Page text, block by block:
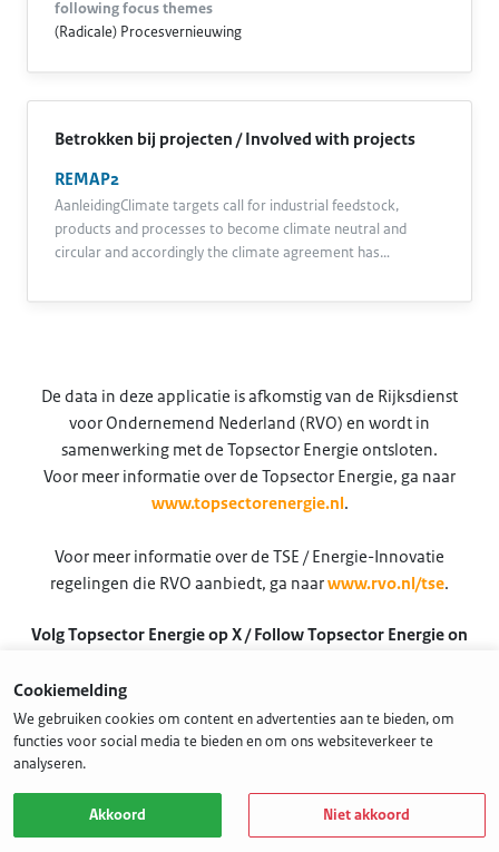
following focus themes
(Radicale) Procesvernieuwing
Betrokken bij projecten / Involved with projects
REMAP2
AanleidingClimate targets call for industrial feedstock,
products and processes to become climate neutral and
circular and accordingly the climate agreement has…
De data in deze applicatie is afkomstig van de Rijksdienst
voor Ondernemend Nederland (RVO) en wordt in
samenwerking met de Topsector Energie ontsloten.
Voor meer informatie over de Topsector Energie, ga naar
www.topsectorenergie.nl .
Voor meer informatie over de TSE / Energie-Innovatie
regelingen die RVO aanbiedt, ga naarwww.rvo.nl/tse.
Volg Topsector Energie op X / Follow Topsector Energie on
Cookiemelding
We gebruiken cookies om content en advertenties aan te bieden, om
functies voor social media te bieden en om ons websiteverkeer te
analyseren.
Akkoord Niet akkoord